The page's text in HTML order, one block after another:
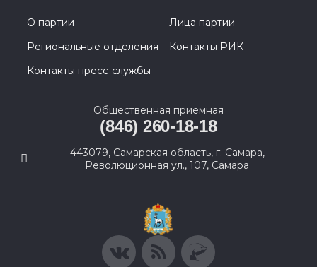
О партии
Лица партии
Региональные отделения
Контакты РИК
Контакты пресс-службы
Общественная приемная
(846) 260-18-18
443079, Самарская область, г. Самара,
Революционная ул., 107, Самара